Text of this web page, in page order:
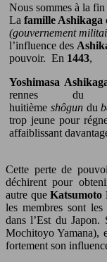
Nous sommes à la fin
La famille Ashikaga
(gouvernement
l’influence des
pouvoir. En 1443,
Yoshimasa
rennes du
huitième shôgundu
trop jeune pour
affaiblissant
Cette perte de
déchirent pour
autre queKatsumoto
les membres sont
dans l’Est du Japon.
Mochitoyo Yamana),
fortement son